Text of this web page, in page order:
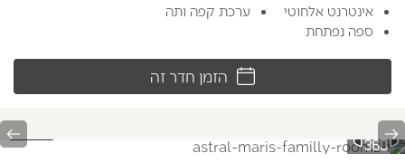
אינטרנט אלחוטי
ערכת קפה ותה
ספה נפתחת
הזמן חדר זה
Previous